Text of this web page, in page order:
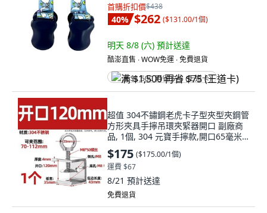
首購折扣價$438
40% $262 ($131.00/1個)
明天 8/8 (六) 預計送達
酷澎直售 ∙ WOW免運 ∙ 免費退貨
满 $1,500 再省 $75 (王道卡)
超值 304不鏽鋼老虎卡子型夾型夾鋼管
方形夾具手擰吊環夾緊器開口 副廠商
品, 1個, 304 元寶手擰款,開口65毫米,
304
$175 ($175.00/1個)
運費 $67
8/21 預計送達
免費退貨